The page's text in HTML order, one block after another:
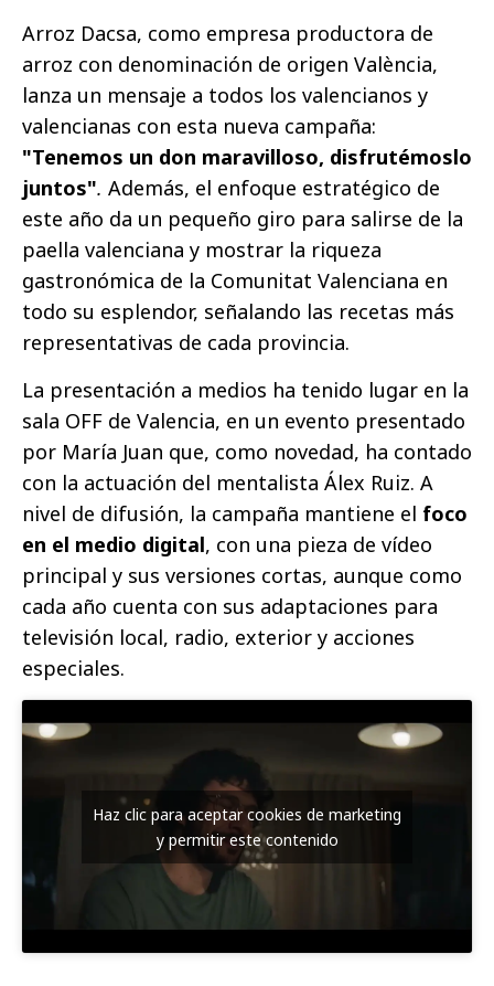
Arroz Dacsa, como empresa productora de
arroz con denominación de origen València,
lanza un mensaje a todos los valencianos y
valencianas con esta nueva campaña:
"Tenemos un don maravilloso, disfrutémoslo
juntos". Además, el enfoque estratégico de
este año da un pequeño giro para salirse de la
paella valenciana y mostrar la riqueza
gastronómica de la Comunitat Valenciana en
todo su esplendor, señalando las recetas más
representativas de cada provincia.
La presentación a medios ha tenido lugar en la
sala OFF de Valencia, en un evento presentado
por María Juan que, como novedad, ha contado
con la actuación del mentalista Álex Ruiz. A
nivel de difusión, la campaña mantiene el foco
en el medio digital, con una pieza de vídeo
principal y sus versiones cortas, aunque como
cada año cuenta con sus adaptaciones para
televisión local, radio, exterior y acciones
especiales.
Haz clic para aceptar cookies de marketing
y permitir este contenido